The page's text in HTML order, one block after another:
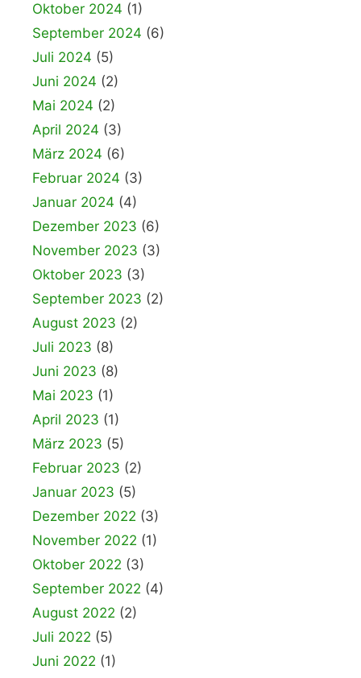
Oktober 2024 (1)
September 2024 (6)
Juli 2024 (5)
Juni 2024 (2)
Mai 2024 (2)
April 2024 (3)
März 2024 (6)
Februar 2024 (3)
Januar 2024 (4)
Dezember 2023 (6)
November 2023 (3)
Oktober 2023 (3)
September 2023 (2)
August 2023 (2)
Juli 2023 (8)
Juni 2023 (8)
Mai 2023 (1)
April 2023 (1)
März 2023 (5)
Februar 2023 (2)
Januar 2023 (5)
Dezember 2022 (3)
November 2022 (1)
Oktober 2022 (3)
September 2022 (4)
August 2022 (2)
Juli 2022 (5)
Juni 2022 (1)